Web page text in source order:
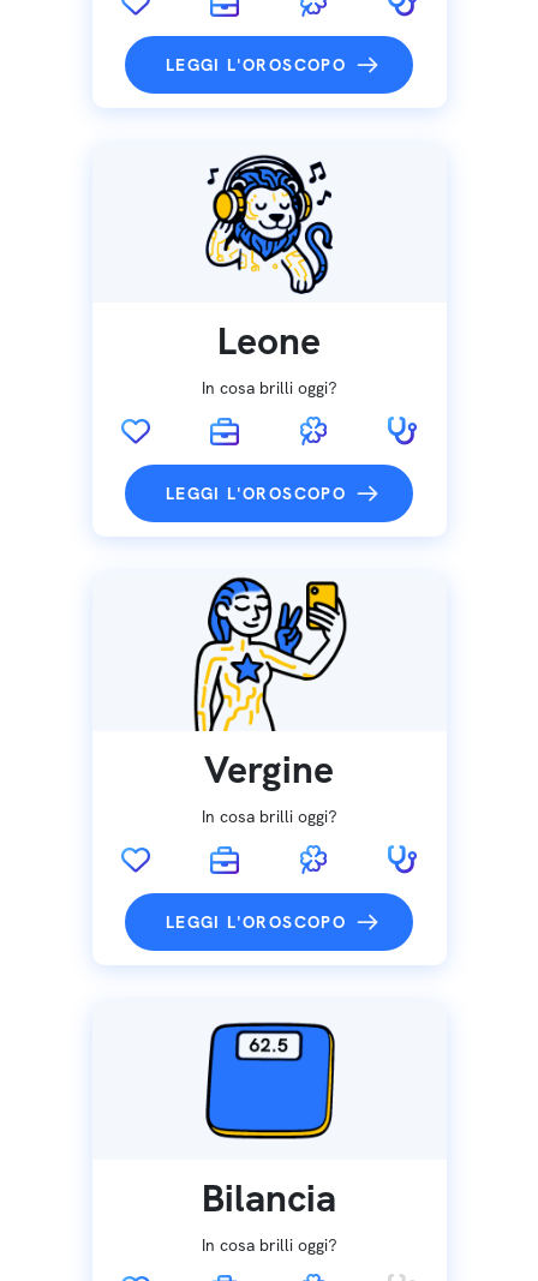
LEGGI L'OROSCOPO
Leone
In cosa brilli oggi?
LEGGI L'OROSCOPO
Vergine
In cosa brilli oggi?
LEGGI L'OROSCOPO
Bilancia
In cosa brilli oggi?